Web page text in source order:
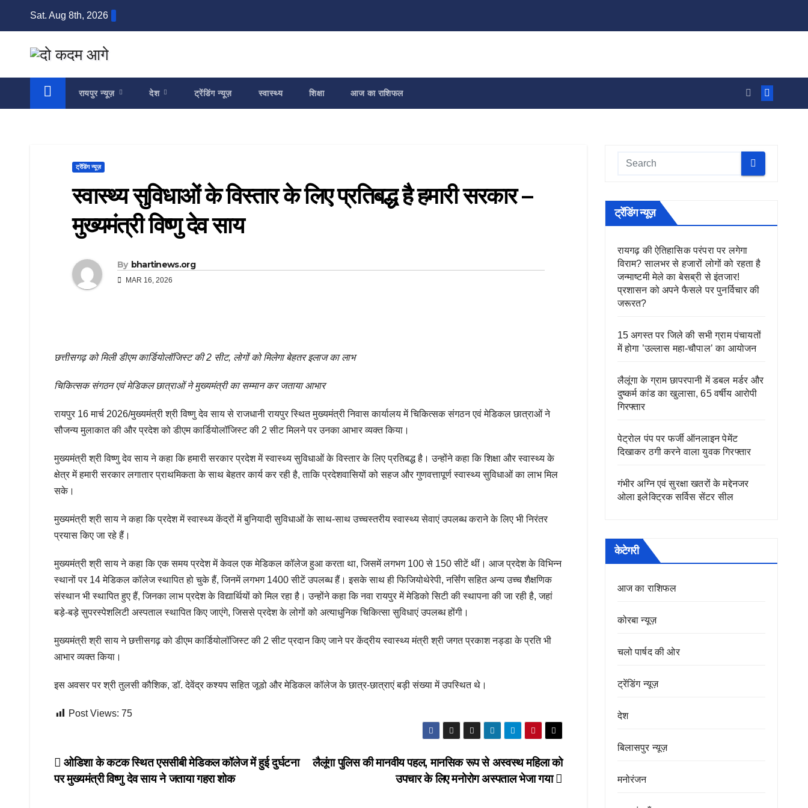
Sat. Aug 8th, 2026
रायपुर न्यूज़ देश ट्रेंडिंग न्यूज़ स्वास्थ्य शिक्षा आज का राशिफल
ट्रेंडिंग न्यूज़
स्वास्थ्य सुविधाओं के विस्तार के लिए प्रतिबद्ध है हमारी सरकार –
मुख्यमंत्री विष्णु देव साय
By bhartinews.org
MAR 16, 2026
छत्तीसगढ़ को मिली डीएम कार्डियोलॉजिस्ट की 2 सीट, लोगों को मिलेगा बेहतर इलाज का लाभ
चिकित्सक संगठन एवं मेडिकल छात्राओं ने मुख्यमंत्री का सम्मान कर जताया आभार
रायपुर 16 मार्च 2026/मुख्यमंत्री श्री विष्णु देव साय से राजधानी रायपुर स्थित मुख्यमंत्री निवास कार्यालय में चिकित्सक संगठन एवं मेडिकल छात्राओं ने
सौजन्य मुलाकात की और प्रदेश को डीएम कार्डियोलॉजिस्ट की 2 सीट मिलने पर उनका आभार व्यक्त किया।
मुख्यमंत्री श्री विष्णु देव साय ने कहा कि हमारी सरकार प्रदेश में स्वास्थ्य सुविधाओं के विस्तार के लिए प्रतिबद्ध है। उन्होंने कहा कि शिक्षा और स्वास्थ्य के
क्षेत्र में हमारी सरकार लगातार प्राथमिकता के साथ बेहतर कार्य कर रही है, ताकि प्रदेशवासियों को सहज और गुणवत्तापूर्ण स्वास्थ्य सुविधाओं का लाभ मिल
सके।
मुख्यमंत्री श्री साय ने कहा कि प्रदेश में स्वास्थ्य केंद्रों में बुनियादी सुविधाओं के साथ-साथ उच्चस्तरीय स्वास्थ्य सेवाएं उपलब्ध कराने के लिए भी निरंतर
प्रयास किए जा रहे हैं।
मुख्यमंत्री श्री साय ने कहा कि एक समय प्रदेश में केवल एक मेडिकल कॉलेज हुआ करता था, जिसमें लगभग 100 से 150 सीटें थीं। आज प्रदेश के विभिन्न
स्थानों पर 14 मेडिकल कॉलेज स्थापित हो चुके हैं, जिनमें लगभग 1400 सीटें उपलब्ध हैं। इसके साथ ही फिजियोथेरेपी, नर्सिंग सहित अन्य उच्च शैक्षणिक
संस्थान भी स्थापित हुए हैं, जिनका लाभ प्रदेश के विद्यार्थियों को मिल रहा है। उन्होंने कहा कि नवा रायपुर में मेडिको सिटी की स्थापना की जा रही है, जहां
बड़े-बड़े सुपरस्पेशलिटी अस्पताल स्थापित किए जाएंगे, जिससे प्रदेश के लोगों को अत्याधुनिक चिकित्सा सुविधाएं उपलब्ध होंगी।
मुख्यमंत्री श्री साय ने छत्तीसगढ़ को डीएम कार्डियोलॉजिस्ट की 2 सीट प्रदान किए जाने पर केंद्रीय स्वास्थ्य मंत्री श्री जगत प्रकाश नड्डा के प्रति भी
आभार व्यक्त किया।
इस अवसर पर श्री तुलसी कौशिक, डॉ. देवेंद्र कश्यप सहित जूडो और मेडिकल कॉलेज के छात्र-छात्राएं बड़ी संख्या में उपस्थित थे।
Post Views: 75
Post
navigation
लैलूंगा पुलिस की मानवीय पहल, मानसिक रूप से अस्वस्थ महिला को
उपचार के लिए मनोरोग अस्पताल भेजा गया
ओडिशा के कटक स्थित एससीबी मेडिकल कॉलेज में हुई दुर्घटना
पर मुख्यमंत्री विष्णु देव साय ने जताया गहरा शोक
ट्रेंडिंग न्यूज़
रायगढ़ की ऐतिहासिक परंपरा पर लगेगा
विराम? सालभर से हजारों लोगों को रहता है
जन्माष्टमी मेले का बेसब्री से इंतजार!
प्रशासन को अपने फैसले पर पुनर्विचार की
जरूरत?
15 अगस्त पर जिले की सभी ग्राम पंचायतों
में होगा ’उल्लास महा-चौपाल’ का आयोजन
लैलूंगा के ग्राम छापरपानी में डबल मर्डर और
दुष्कर्म कांड का खुलासा, 65 वर्षीय आरोपी
गिरफ्तार
पेट्रोल पंप पर फर्जी ऑनलाइन पेमेंट
दिखाकर ठगी करने वाला युवक गिरफ्तार
गंभीर अग्नि एवं सुरक्षा खतरों के मद्देनजर
ओला इलेक्ट्रिक सर्विस सेंटर सील
केटेगरी
आज का राशिफल
कोरबा न्यूज़
चलो पार्षद की ओर
ट्रेंडिंग न्यूज़
देश
बिलासपुर न्यूज़
मनोरंजन